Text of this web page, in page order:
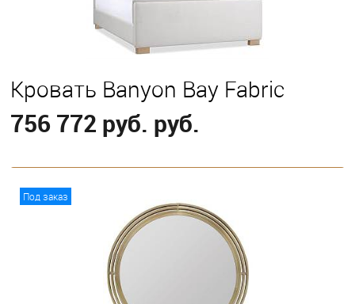
Кровать Banyon Bay Fabric
756 772 руб. руб.
Queen
Под заказ